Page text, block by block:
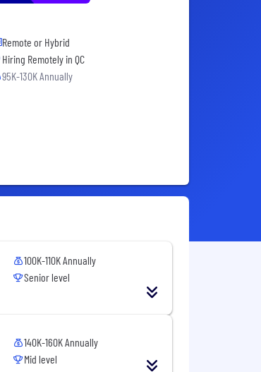
Remote or Hybrid
Hiring Remotely in QC
95K-130K Annually
100K-110K Annually
Senior level
140K-160K Annually
Mid level